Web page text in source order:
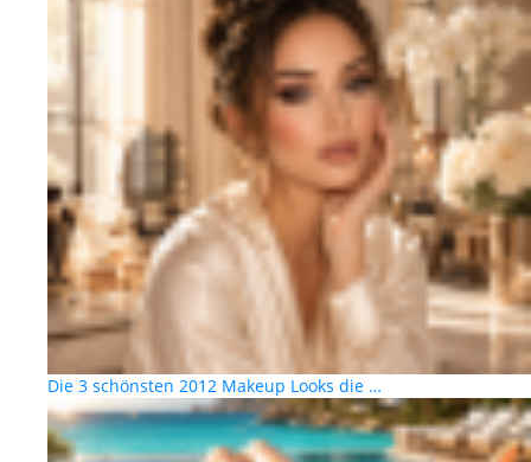
Die 3 schönsten 2012 Makeup Looks die …